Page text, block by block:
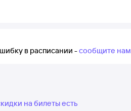
в расписании -сообщите нам
на билеты есть